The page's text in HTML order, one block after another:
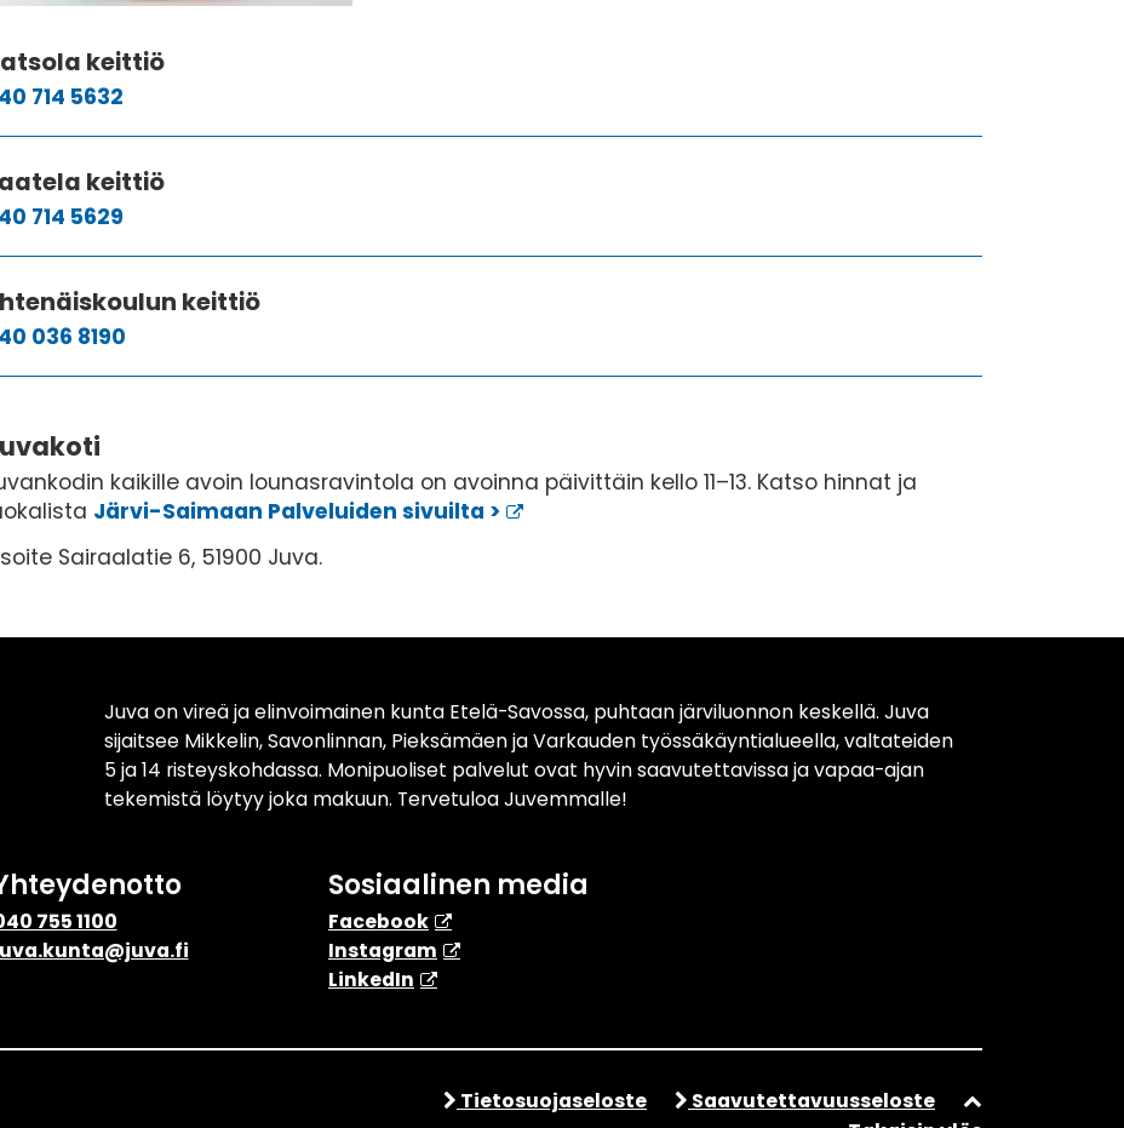
keittiö
714 5632
keittiö
714 5629
keittiö
036 8190
kaikille avoin lounasravintola on avoinna päivittäin kello 11–13. Katso hinnat ja
Järvi-Saimaan Palveluiden sivuilta >
Sairaalatie 6, 51900 Juva.
Juva on vireä ja elinvoimainen kunta Etelä-Savossa, puhtaan järviluonnon keskellä. Juva
sijaitsee Mikkelin, Savonlinnan, Pieksämäen ja Varkauden työssäkäyntialueella, valtateiden
5 ja 14 risteyskohdassa. Monipuoliset palvelut ovat hyvin saavutettavissa ja vapaa-ajan
tekemistä löytyy joka makuun. Tervetuloa Juvemmalle!
755 1100
Sosiaalinen media
Facebook
Instagram
​LinkedIn
Tietosuojaseloste
Saavutettavuusseloste